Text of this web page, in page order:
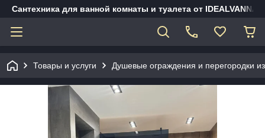
Сантехника для ванной комнаты и туалета от
Товары и услуги Душевые ограждения и перегородки из